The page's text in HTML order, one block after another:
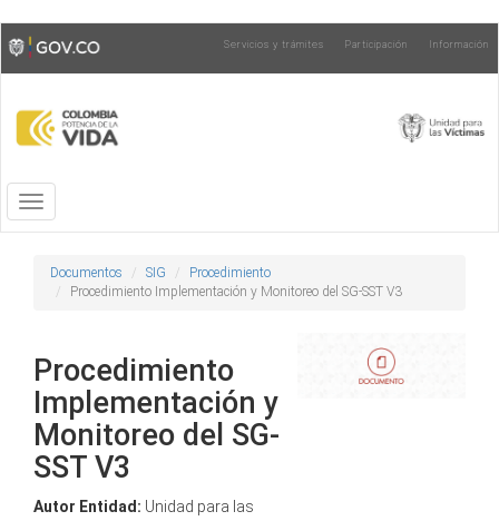
Pasar
al
contenido
Toggle
high
contrast
Servicios y trámites Participación Información
Toggle
navigation
Documentos SIG
Procedimiento
Procedimiento Implementación y Monitoreo del SG-SST V3
Procedimiento
Implementación y
Monitoreo del SG-
SST V3
Autor Entidad: Unidad para las